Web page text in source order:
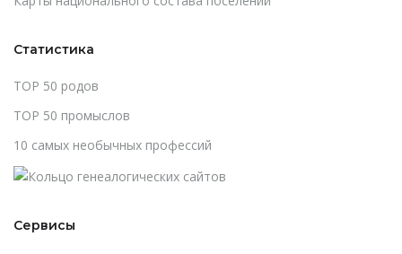
Статистика
TOP 50 родов
TOP 50 промыслов
10 самых необычных профессий
Сервисы